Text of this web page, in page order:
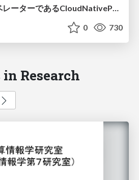
データベースのオペレーターであるCloudNativePGがStatefulSetを使わない理由に迫る
0 730
Research